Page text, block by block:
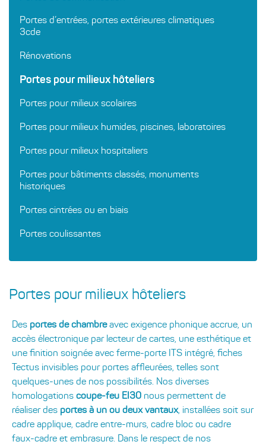
Portes d’entrées, portes extérieures climatiques
3cde
Rénovations
Portes pour milieux hôteliers
Portes pour milieux scolaires
Portes pour milieux humides, piscines, laboratoires
Portes pour milieux hospitaliers
Portes pour bâtiments classés, monuments
historiques
Portes cintrées ou en biais
Portes coulissantes
Portes pour milieux hôteliers
Des portes de chambreavec exigence phonique accrue, un
accès électronique par lecteur de cartes, une esthétique et
une finition soignée avec ferme-porte ITS intégré, fiches
Tectus invisibles pour portes affleurées, telles sont
quelques-unes de nos possibilités. Nos diverses
homologations coupe-feu EI30 nous permettent de
réaliser des portes à un ou deux vantaux, installées soit sur
cadre applique, cadre entre-murs, cadre bloc ou cadre
faux-cadre et embrasure. Dans le respect de nos